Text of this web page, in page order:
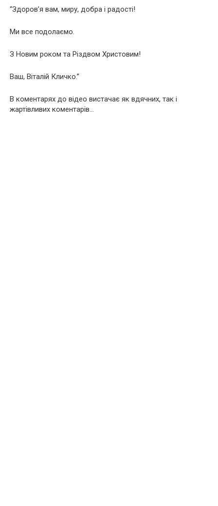
“Здоров’я вам, миру, добра і радості!
Ми все подолаємо.
З Новим роком та Різдвом Христовим!
Ваш, Віталій Кличко.”
В коментарях до відео вистачає як вдячних, так і
жартівливих коментарів…